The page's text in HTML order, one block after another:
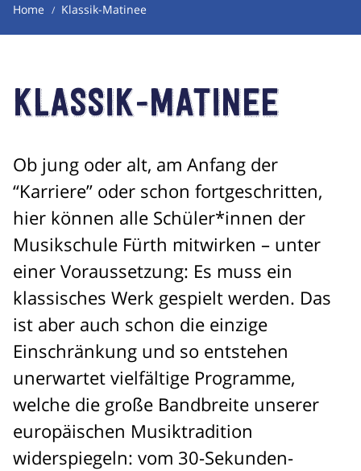
Home Klassik-Matinee
Klassik-Matinee
Ob jung oder alt, am Anfang der
“Karriere” oder schon fortgeschritten,
hier können alle Schüler*innen der
Musikschule Fürth mitwirken – unter
einer Voraussetzung: Es muss ein
klassisches Werk gespielt werden. Das
ist aber auch schon die einzige
Einschränkung und so entstehen
unerwartet vielfältige Programme,
welche die große Bandbreite unserer
europäischen Musiktradition
widerspiegeln: vom 30-Sekunden-